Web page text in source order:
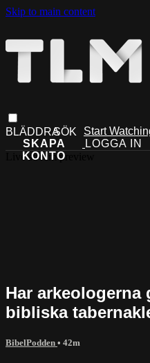
Skip to main content
Start
Live stream preview
Har arkeologerna
bibliska
BibelPodden • 42m